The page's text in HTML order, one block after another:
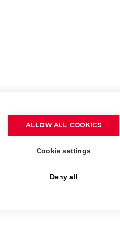
ALLOW ALL COOKIES
Cookie settings
Deny all